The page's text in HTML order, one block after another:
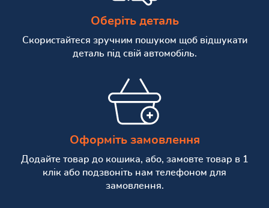
Оберіть деталь
Скористайтеся зручним пошуком щоб відшукати
деталь під свій автомобіль.
Оформіть замовлення
Додайте товар до кошика, або, замовте товар в 1
клік або подзвоніть нам телефоном для
замовлення.